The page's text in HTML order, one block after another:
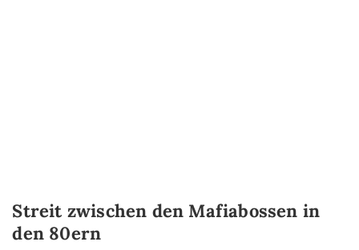
Streit zwischen den Mafiabossen in
den 80ern